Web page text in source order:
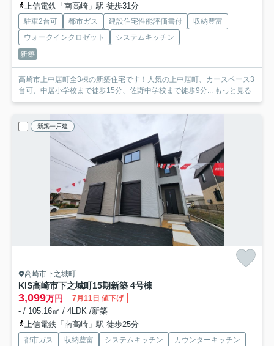
上信電鉄「南高崎」駅 徒歩31分
駐車2台可 都市ガス 建設住宅性能評価書付
収納豊富
ウォークインクロゼット
システムキッチン
新築
高崎市上中居町全3棟の新築住宅です！人気の上中居町、カースペース3
台可、中居小学校まで徒歩15分、佐野中学校まで徒歩9分... もっと見る
新築一戸建
高崎市下之城町
KIS高崎市下之城町15期新築 4号棟
3,099万円 7月11日 値下げ
- / 105.16㎡ / 4LDK /新築
上信電鉄「南高崎」駅 徒歩25分
都市ガス 収納豊富 システムキッチン
カウンターキッチン